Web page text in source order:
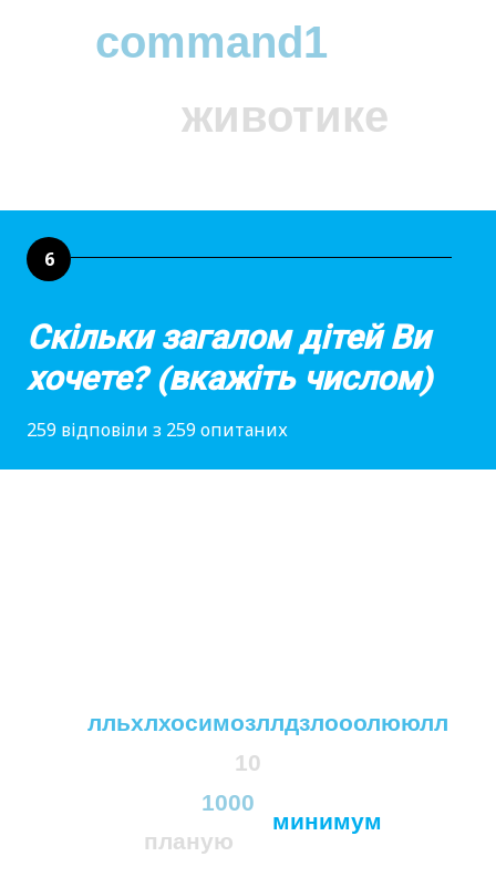
command1
животике
6
Скільки загалом дітей Ви
хочете? (вкажіть числом)
259 відповіли з 259 опитаних
10
1000
лльхлхосимозллдзлооолююлл
минимум
планую